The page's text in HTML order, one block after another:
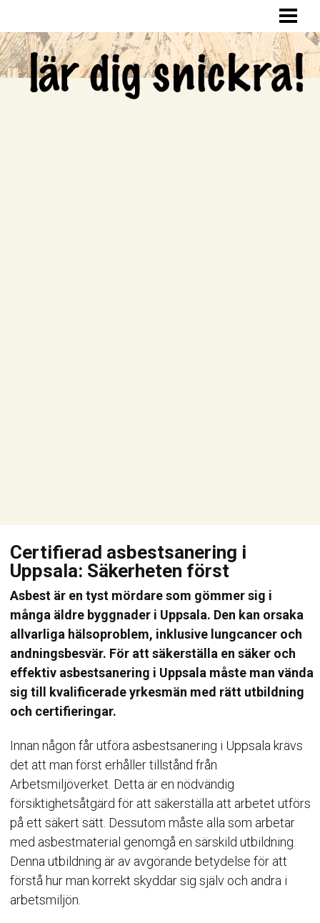
SNICKRA HEMMA
LAGA HÅL I VÄGGEN
Certifierad asbestsanering i
Uppsala: Säkerheten först
Asbest är en tyst mördare som gömmer sig i
många äldre byggnader i Uppsala. Den kan orsaka
allvarliga hälsoproblem, inklusive lungcancer och
andningsbesvär. För att säkerställa en säker och
effektiv asbestsanering i Uppsala måste man vända
sig till kvalificerade yrkesmän med rätt utbildning
och certifieringar.
Innan någon får utföra asbestsanering i Uppsala krävs
det att man först erhåller tillstånd från
Arbetsmiljöverket. Detta är en nödvändig
försiktighetsåtgärd för att säkerställa att arbetet utförs
på ett säkert sätt. Dessutom måste alla som arbetar
med asbestmaterial genomgå en särskild utbildning.
Denna utbildning är av avgörande betydelse för att
förstå hur man korrekt skyddar sig själv och andra i
arbetsmiljön.